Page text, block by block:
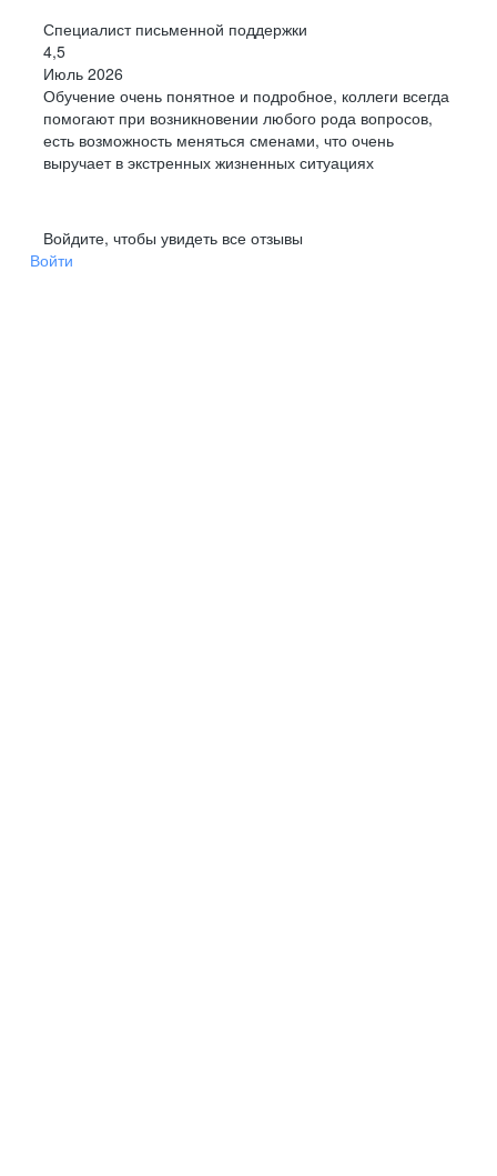
Специалист письменной поддержки
4,5
Июль 2026
Обучение очень понятное и подробное, коллеги всегда
помогают при возникновении любого рода вопросов,
есть возможность меняться сменами, что очень
выручает в экстренных жизненных ситуациях
Войдите, чтобы увидеть все отзывы
Войти